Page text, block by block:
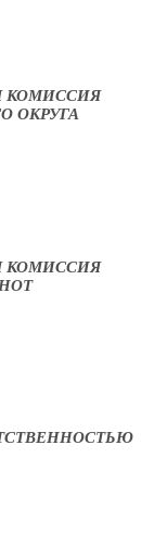
КОМИССИЯ
ОКРУГА
КОМИССИЯ